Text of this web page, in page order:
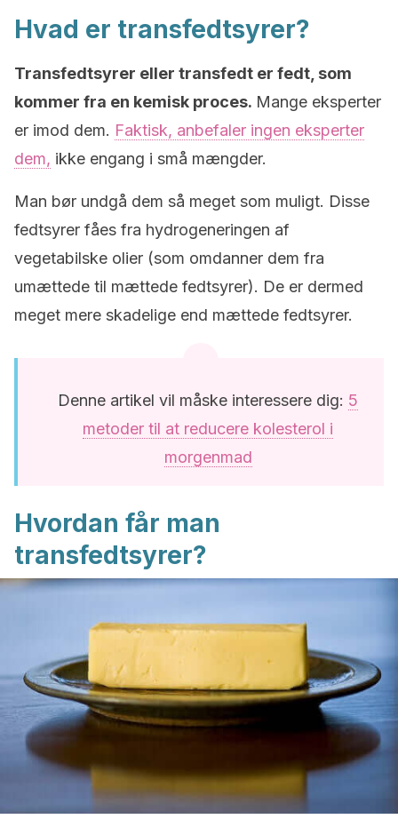
Hvad er transfedtsyrer?
Transfedtsyrer eller transfedt er fedt, som
kommer fra en kemisk proces. Mange eksperter
er imod dem. Faktisk, anbefaler ingen eksperter
dem, ikke engang i små mængder.
Man bør undgå dem så meget som muligt. Disse
fedtsyrer fåes fra hydrogeneringen af
vegetabilske olier (som omdanner dem fra
umættede til mættede fedtsyrer). De er dermed
meget mere skadelige end mættede fedtsyrer.
Denne artikel vil måske interessere dig: 5
metoder til at reducere kolesterol i
morgenmad
Hvordan får man
transfedtsyrer?